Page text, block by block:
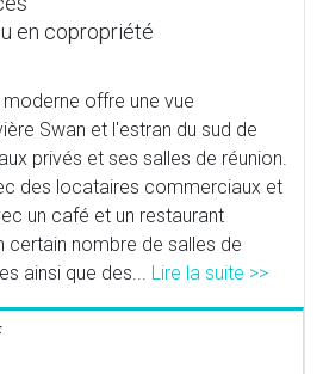
en copropriété
offre une vue
Swan et l'estran du sud de
privés et ses salles de réunion.
des locataires commerciaux et
un café et un restaurant
certain nombre de salles de
ainsi que des... Lire la suite >>